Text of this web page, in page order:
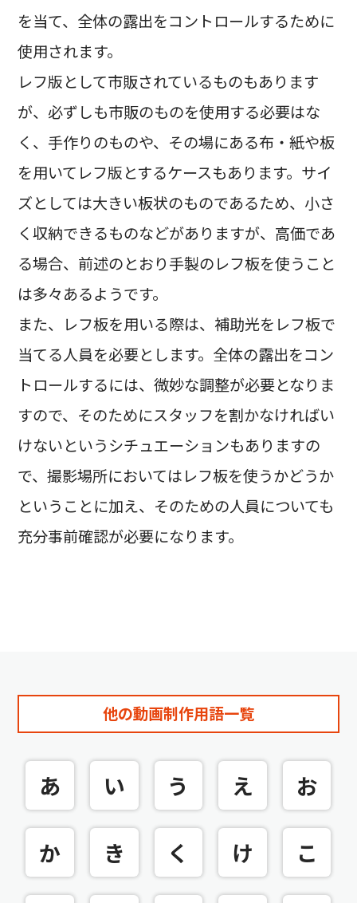
を当て、全体の露出をコントロールするために
使用されます。
レフ版として市販されているものもあります
が、必ずしも市販のものを使用する必要はな
く、手作りのものや、その場にある布・紙や板
を用いてレフ版とするケースもあります。サイ
ズとしては大きい板状のものであるため、小さ
く収納できるものなどがありますが、高価であ
る場合、前述のとおり手製のレフ板を使うこと
は多々あるようです。
また、レフ板を用いる際は、補助光をレフ板で
当てる人員を必要とします。全体の露出をコン
トロールするには、微妙な調整が必要となりま
すので、そのためにスタッフを割かなければい
けないというシチュエーションもありますの
で、撮影場所においてはレフ板を使うかどうか
ということに加え、そのための人員についても
充分事前確認が必要になります。
他の動画制作用語一覧
あ い う え お
か き く け こ